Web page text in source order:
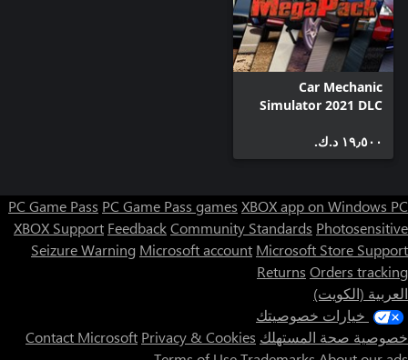
Car Mechanic
Simulator 2021 DLC
١٩٫٥٠٠ د.ك.‏
PC Game Pass PC Game Pass games XBOX app on Windows PC
XBOX Support FeedbackCommunity Standards Photosensitive
Seizure Warning Microsoft account Microsoft Store Support
Returns Orders tracking
العربية (الكويت)
خيارات خصوصيتك
خصوصية صحة المستهلك
Contact Microsoft Privacy & Cookies